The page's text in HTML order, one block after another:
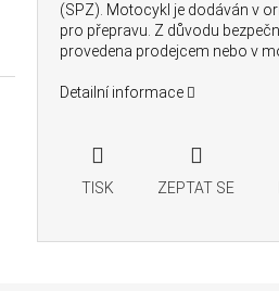
(SPZ). Motocykl je dodáván v
pro přepravu. Z důvodu
provedena prodejcem nebo v
Detailní informace
TISK ZEPTAT SE